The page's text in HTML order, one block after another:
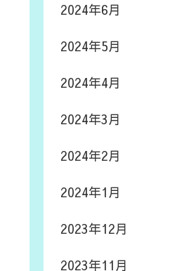
2024年6月
2024年5月
2024年4月
2024年3月
2024年2月
2024年1月
2023年12月
2023年11月